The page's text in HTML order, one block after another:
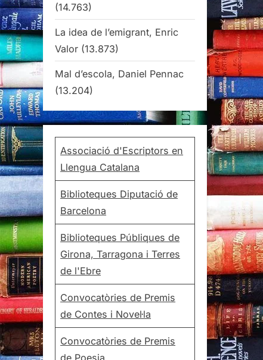
(14.763)
La idea de l’emigrant, Enric
Valor (13.873)
Mal d’escola, Daniel Pennac
(13.204)
Associació d'Escriptors en
Llengua Catalana
Biblioteques Diputació de
Barcelona
Biblioteques Públiques de
Girona, Tarragona i Terres
de l'Ebre
Convocatòries de Premis
de Contes i Novel·la
Convocatòries de Premis
de Poesia